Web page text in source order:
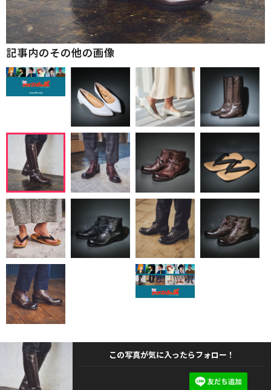
記事内のその他の画像
この写真が気に入ったらフォロー！